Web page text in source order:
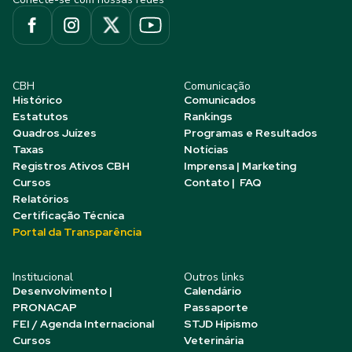
CBH
Histórico
Estatutos
Quadros Juízes
Taxas
Registros Ativos CBH
Cursos
Relatórios
Certificação Técnica
Portal da Transparência
Comunicação
Comunicados
Rankings
Programas e Resultados
Notícias
Imprensa | Marketing
Contato | FAQ
Institucional
Desenvolvimento |
PRONACAP
FEI / Agenda Internacional
Cursos
Outros links
Calendário
Passaporte
STJD Hipismo
Veterinária